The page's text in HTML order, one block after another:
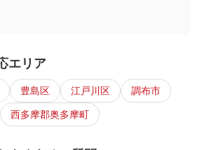
エリア
豊島区 江戸川区
調布市
西多摩郡奥多摩町